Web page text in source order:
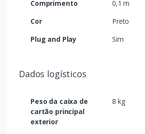
Comprimento
0,1 m
Cor
Preto
Plug and Play
Sim
Dados logísticos
Peso da caixa de
cartão principal
exterior
8 kg